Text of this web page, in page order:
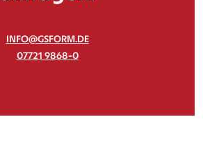
INFO@GSFORM.DE
07721 9868-0